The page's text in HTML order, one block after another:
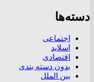
دسته‌ها
اجتماعی
اسلاید
اقتصادی
بدون دسته بندی
بین الملل